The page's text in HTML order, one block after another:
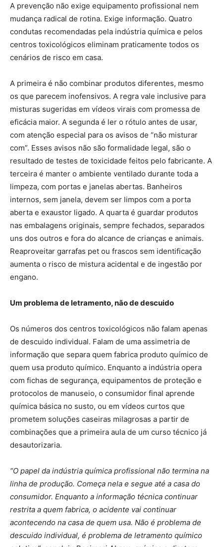
A prevenção não exige equipamento profissional nem
mudança radical de rotina. Exige informação. Quatro
condutas recomendadas pela indústria química e pelos
centros toxicológicos eliminam praticamente todos os
cenários de risco em casa.
A primeira é não combinar produtos diferentes, mesmo
os que parecem inofensivos. A regra vale inclusive para
misturas sugeridas em vídeos virais com promessa de
eficácia maior. A segunda é ler o rótulo antes de usar,
com atenção especial para os avisos de “não misturar
com”. Esses avisos não são formalidade legal, são o
resultado de testes de toxicidade feitos pelo fabricante. A
terceira é manter o ambiente ventilado durante toda a
limpeza, com portas e janelas abertas. Banheiros
internos, sem janela, devem ser limpos com a porta
aberta e exaustor ligado. A quarta é guardar produtos
nas embalagens originais, sempre fechados, separados
uns dos outros e fora do alcance de crianças e animais.
Reaproveitar garrafas pet ou frascos sem identificação
aumenta o risco de mistura acidental e de ingestão por
engano.
Um problema de letramento, não de descuido
Os números dos centros toxicológicos não falam apenas
de descuido individual. Falam de uma assimetria de
informação que separa quem fabrica produto químico de
quem usa produto químico. Enquanto a indústria opera
com fichas de segurança, equipamentos de proteção e
protocolos de manuseio, o consumidor final aprende
química básica no susto, ou em vídeos curtos que
prometem soluções caseiras milagrosas a partir de
combinações que a primeira aula de um curso técnico já
desautorizaria.
“O papel da indústria química profissional não termina na
linha de produção. Começa nela e segue até a casa do
consumidor. Enquanto a informação técnica continuar
restrita a quem fabrica, o acidente vai continuar
acontecendo na casa de quem usa. Não é problema de
descuido individual, é problema de letramento químico